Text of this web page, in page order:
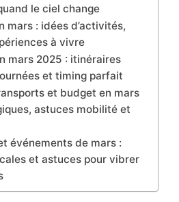
le ciel change
mars : idées d’activités,
à vivre
mars 2025 : itinéraires
et timing parfait
et budget en mars
astuces mobilité et
événements de mars :
et astuces pour vibrer